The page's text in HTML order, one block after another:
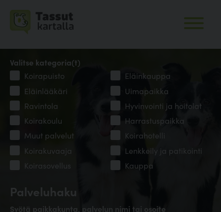
Palveluhaku
Syötä paikkakunta, palvelun nimi tai osoite
Valitse kategoria(t)
Koirapuisto
Eläinkauppa
Eläinlääkäri
Uimapaikka
Ravintola
Hyvinvointi ja hoitolat
Koirakoulu
Harrastuspaikka
Muut palvelut
Koirahotelli
Koirakuvaaja
Lenkkeily ja patikointi
Koirasovellus
Kauppa